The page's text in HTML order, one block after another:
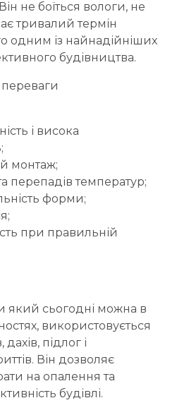
не боїться вологи, не
тривалий термін
одним із найнадійніших
будівництва.
переваги
і висока
монтаж;
перепадів температур;
форми;
при правильній
який сьогодні можна в
використовується
підлог і
Він дозволяє
на опалення та
будівлі.